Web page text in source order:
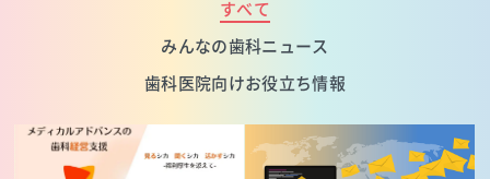
すべて
みんなの歯科ニュース
歯科医院向けお役立ち情報